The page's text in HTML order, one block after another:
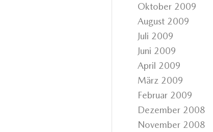
Oktober 2009
August 2009
Juli 2009
Juni 2009
April 2009
März 2009
Februar 2009
Dezember 2008
November 2008